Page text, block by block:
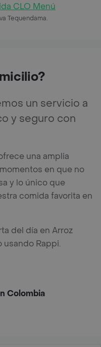
CLO Menú
Tequendama.
un servicio a
y seguro con
una amplia
en que no
y lo único que
comida favorita en
del día en Arroz
usando Rappi.
Colombia